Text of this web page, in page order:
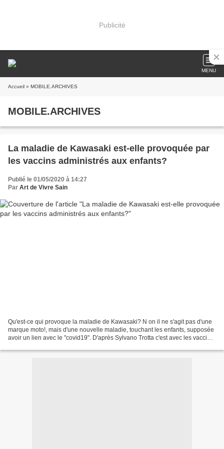
Publicité
MENU
Accueil » MOBILE.ARCHIVES
MOBILE.ARCHIVES
La maladie de Kawasaki est-elle provoquée par
les vaccins administrés aux enfants?
Publié le 01/05/2020 à 14:27
Par Art de Vivre Sain
Qu'est-ce qui provoque la maladie de Kawasaki? N on il ne s'agit pas d'une
marque moto!, mais d'une nouvelle maladie, touchant les enfants, supposée
avoir un lien avec le "covid19". D'après Sylvano Trotta c'est avec les vaccins